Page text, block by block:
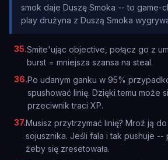
smok daje Duszę Smoka -- to game-
play drużyna z Duszą Smoka
35.Smite'ując objective, połącz go z
burst = mniejsza szansa na steal.
36.Po udanym ganku w 95%
spushować linię. Dzięki temu może
przeciwnik traci XP.
37.Musisz przytrzymać linię? Mroź ją
sojusznika. Jeśli fala i tak pushuje --
żeby się zresetowała.